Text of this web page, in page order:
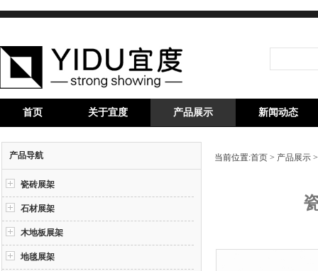
首页 关于宜度 产品展示 新闻动态
产品导航
瓷砖展架
石材展架
木地板展架
地毯展架
当前位置:首页 > 产品展示